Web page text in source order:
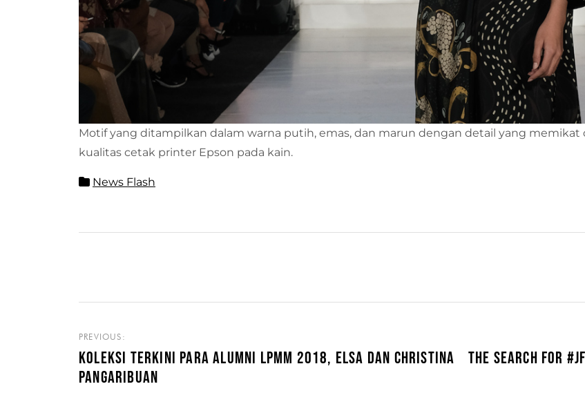
Motif yang ditampilkan dalam warna putih, emas, dan marun dengan detail yang
kualitas cetak printer Epson pada kain.
News Flash
PREVIOUS:
KOLEKSI TERKINI PARA ALUMNI LPMM 2018, ELSA DAN CHRISTINA
PANGARIBUAN
THE SEARCH FOR